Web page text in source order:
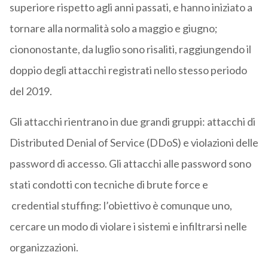
superiore rispetto agli anni passati, e hanno iniziato a
tornare alla normalità solo a maggio e giugno;
ciononostante, da luglio sono risaliti, raggiungendo il
doppio degli attacchi registrati nello stesso periodo
del 2019.
Gli attacchi rientrano in due grandi gruppi: attacchi di
Distributed Denial of Service (DDoS) e violazioni delle
password di accesso. Gli attacchi alle password sono
stati condotti con tecniche di brute force e
credential stuffing: l’obiettivo è comunque uno,
cercare un modo di violare i sistemi e infiltrarsi nelle
organizzazioni.